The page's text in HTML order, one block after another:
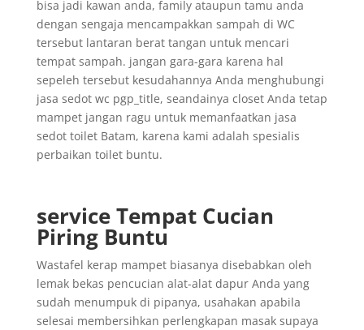
bisa jadi kawan anda, family ataupun tamu anda
dengan sengaja mencampakkan sampah di WC
tersebut lantaran berat tangan untuk mencari
tempat sampah. jangan gara-gara karena hal
sepeleh tersebut kesudahannya Anda menghubungi
jasa sedot wc pgp_title, seandainya closet Anda tetap
mampet jangan ragu untuk memanfaatkan jasa
sedot toilet Batam, karena kami adalah spesialis
perbaikan toilet buntu.
service Tempat Cucian
Piring Buntu
Wastafel kerap mampet biasanya disebabkan oleh
lemak bekas pencucian alat-alat dapur Anda yang
sudah menumpuk di pipanya, usahakan apabila
selesai membersihkan perlengkapan masak supaya